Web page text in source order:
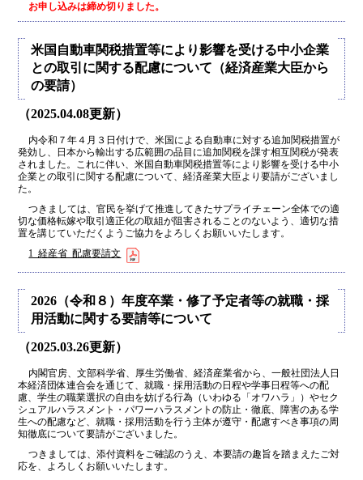
お申し込みは締め切りました。
米国自動車関税措置等により影響を受ける中小企業
との取引に関する配慮について（経済産業大臣から
の要請）
（2025.04.08更新）
内令和７年４月３日付けで、米国による自動車に対する追加関税措置が
発効し、日本から輸出する広範囲の品目に追加関税を課す相互関税が発表
されました。これに伴い、米国自動車関税措置等により影響を受ける中小
企業との取引に関する配慮について、経済産業大臣より要請がございまし
た。
つきましては、官民を挙げて推進してきたサプライチェーン全体での適
切な価格転嫁や取引適正化の取組が阻害されることのないよう、適切な措
置を講じていただくようご協力をよろしくお願いいたします。
1_経産省_配慮要請文
2026（令和８）年度卒業・修了予定者等の就職・採
用活動に関する要請等について
（2025.03.26更新）
内閣官房、文部科学省、厚生労働省、経済産業省から、一般社団法人日
本経済団体連合会を通じて、就職・採用活動の日程や学事日程等への配
慮、学生の職業選択の自由を妨げる行為（いわゆる「オワハラ」）やセク
シュアルハラスメント・パワーハラスメントの防止・徹底、障害のある学
生への配慮など、就職・採用活動を行う主体が遵守・配慮すべき事項の周
知徹底について要請がございました。
つきましては、添付資料をご確認のうえ、本要請の趣旨を踏まえたご対
応を、よろしくお願いいたします。